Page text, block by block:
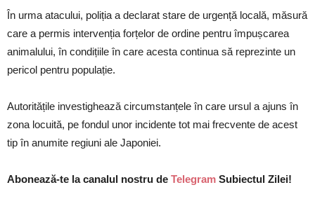
În urma atacului, poliția a declarat stare de urgență locală, măsură
care a permis intervenția forțelor de ordine pentru împușcarea
animalului, în condițiile în care acesta continua să reprezinte un
pericol pentru populație.
Autoritățile investighează circumstanțele în care ursul a ajuns în
zona locuită, pe fondul unor incidente tot mai frecvente de acest
tip în anumite regiuni ale Japoniei.
Abonează-te la canalul nostru de Telegram Subiectul Zilei!